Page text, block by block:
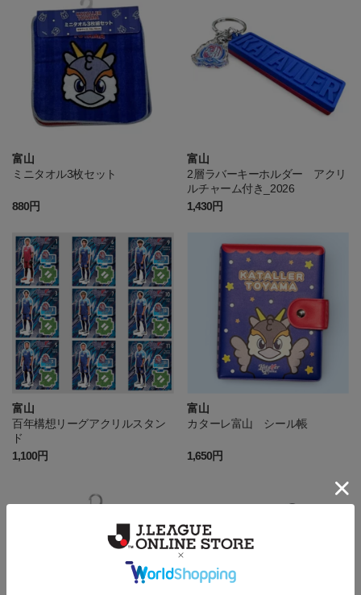
富山
ミニタオル3枚セット
880円
富山
2層ラバーキーホルダー アクリ
ルチャーム付き_2026
1,430円
富山
百年構想リーグアクリルスタン
ド
1,100円
富山
カターレ富山 シール帳
1,650円